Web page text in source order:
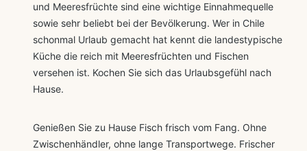
und Meeresfrüchte sind eine wichtige Einnahmequelle
sowie sehr beliebt bei der Bevölkerung. Wer in Chile
schonmal Urlaub gemacht hat kennt die landestypische
Küche die reich mit Meeresfrüchten und Fischen
versehen ist. Kochen Sie sich das Urlaubsgefühl nach
Hause.
Genießen Sie zu Hause Fisch frisch vom Fang. Ohne
Zwischenhändler, ohne lange Transportwege. Frischer